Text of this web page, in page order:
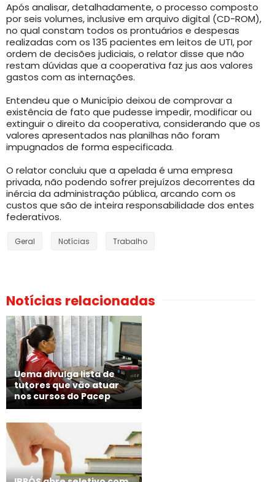
Após analisar, detalhadamente, o processo composto
por seis volumes, inclusive em arquivo digital (CD-ROM),
no qual constam todos os prontuários e despesas
realizadas com os 135 pacientes em leitos de UTI, por
ordem de decisões judiciais, o relator disse que não
restam dúvidas que a cooperativa faz jus aos valores
gastos com as internações.
Entendeu que o Município deixou de comprovar a
existência de fato que pudesse impedir, modificar ou
extinguir o direito da cooperativa, considerando que os
valores apresentados nas planilhas não foram
impugnados de forma especificada.
O relator concluiu que a apelada é uma empresa
privada, não podendo sofrer prejuízos decorrentes da
inércia da administração pública, arcando com os
custos que são de inteira responsabilidade dos entes
federativos.
Geral Notícias Trabalho
Notícias relacionadas
Uema divulga lista de
tutores que vão atuar
nos cursos do Pacep